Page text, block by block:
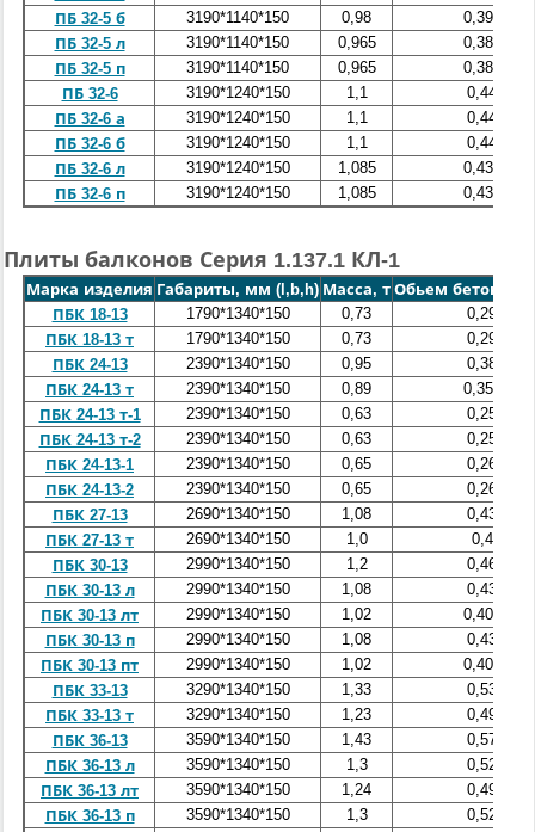
ПБ 32-5 б
3190*1140*150 0,98
0,392
ПБ 32-5 л
3190*1140*150 0,965
0,388
ПБ 32-5 п
3190*1140*150 0,965
0,388
ПБ 32-6
3190*1240*150 1,1
0,44
ПБ 32-6 а
3190*1240*150 1,1
0,44
ПБ 32-6 б
3190*1240*150 1,1
0,44
ПБ 32-6 л
3190*1240*150 1,085
0,434
ПБ 32-6 п
3190*1240*150 1,085 0,434
Плиты балконов Серия 1.137.1 КЛ-1
Марка изделия Габариты, мм (l,b,h) Масса, т Обьем бетона,
ПБК 18-13
1790*1340*150 0,73
0,29
ПБК 18-13 т
1790*1340*150 0,73
0,29
ПБК 24-13
2390*1340*150 0,95
0,38
ПБК 24-13 т
2390*1340*150 0,89
0,356
ПБК 24-13 т-1
2390*1340*150 0,63
0,25
ПБК 24-13 т-2
2390*1340*150 0,63
0,25
ПБК 24-13-1
2390*1340*150 0,65
0,26
ПБК 24-13-2
2390*1340*150 0,65
0,26
ПБК 27-13
2690*1340*150 1,08
0,43
ПБК 27-13 т
2690*1340*150 1,0
0,4
ПБК 30-13
2990*1340*150 1,2
0,46
ПБК 30-13 л
2990*1340*150 1,08
0,43
ПБК 30-13 лт
2990*1340*150 1,02
0,406
ПБК 30-13 п
2990*1340*150 1,08
0,43
ПБК 30-13 пт
2990*1340*150 1,02
0,406
ПБК 33-13
3290*1340*150 1,33
0,53
ПБК 33-13 т
3290*1340*150 1,23
0,49
ПБК 36-13
3590*1340*150 1,43
0,57
ПБК 36-13 л
3590*1340*150 1,3
0,52
ПБК 36-13 лт
3590*1340*150 1,24
0,49
ПБК 36-13 п
3590*1340*150 1,3
0,52